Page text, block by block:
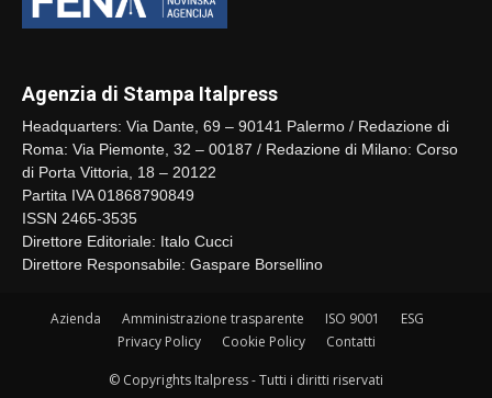
Agenzia di Stampa Italpress
Headquarters: Via Dante, 69 – 90141 Palermo / Redazione di
Roma: Via Piemonte, 32 – 00187 / Redazione di Milano: Corso
di Porta Vittoria, 18 – 20122
Partita IVA 01868790849
ISSN 2465-3535
Direttore Editoriale: Italo Cucci
Direttore Responsabile: Gaspare Borsellino
Azienda Amministrazione trasparente ISO 9001
ESG
Privacy Policy
Cookie Policy Contatti
© Copyrights Italpress - Tutti i diritti riservati